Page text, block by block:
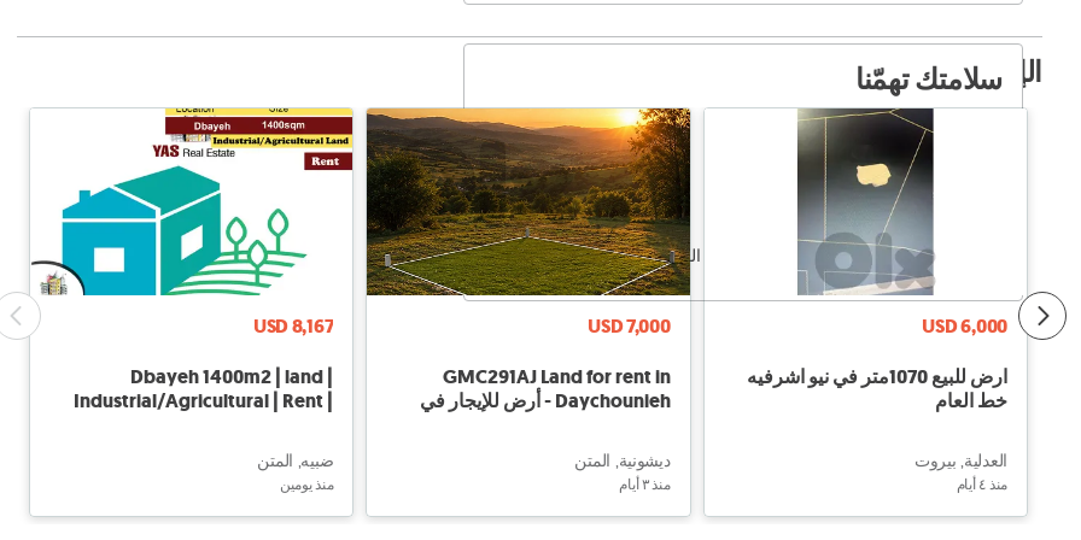
الإعلانات ذات الصلة
USD 8,167
Dbayeh 1400m2 | land |
Industrial/Agricultural | Rent |
ضبيه, المتن
منذ يومين
USD 7,000
GMC291AJ Land for rent in
Daychounieh - أرض للإيجار في
ديشونية, المتن
منذ ٣ أيام
USD 6,000
ارض للبيع 1070متر في نيو اشرفيه
خط العام
العدلية, بيروت
منذ ٤ أيام
سلامتك تهمّنا
التقي بالبائع في مكان عام
لا تذهب بمفردك للقاء البائع ليرافقك أحد
تفقّد المنتج جيداً قبل الشراء
لا تدفع مسبقاً أو تحوّل المال قبل التأكّد من الغرض